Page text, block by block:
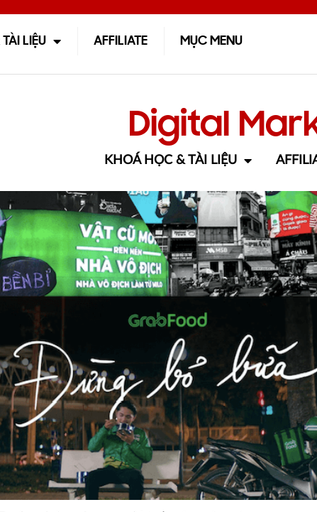
LIỆU AFFILIATE MỤC MENU
Digital
KHOÁ HỌC & TÀI LIỆU